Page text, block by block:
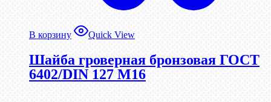
В корзину Quick View
Шайба гроверная бронзовая ГОСТ
6402/DIN 127 М16